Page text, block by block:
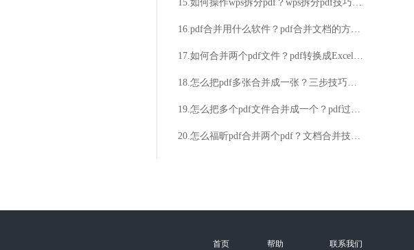
15.如何操作wps拆分pdf？wps拆分pdf技巧分享
16.pdf合并用什么软件？pdf合并文档的方法详解
17.如何合并两个pdf文件？pdf转换成Excel的方法
18.怎么把pdf多张合并成一张？三步技巧帮你搞定！
19.怎么把多个pdf文件合并成一个？pdf过大的压缩方法介绍
20.怎么福昕pdf合并两个pdf？文档合并技巧等你来学！
首页 帮助 联系我们